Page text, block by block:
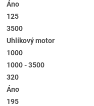
Áno
125
3500
Uhlíkový motor
1000
1000 - 3500
320
Áno
195